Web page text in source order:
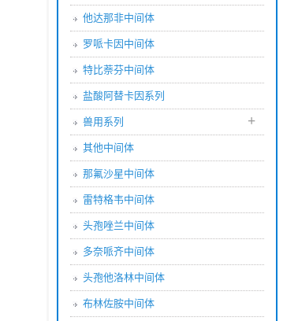
他达那非中间体
罗哌卡因中间体
特比萘芬中间体
盐酸阿替卡因系列
兽用系列 +
其他中间体
那氟沙星中间体
雷特格韦中间体
头孢唑兰中间体
多奈哌齐中间体
头孢他洛林中间体
布林佐胺中间体